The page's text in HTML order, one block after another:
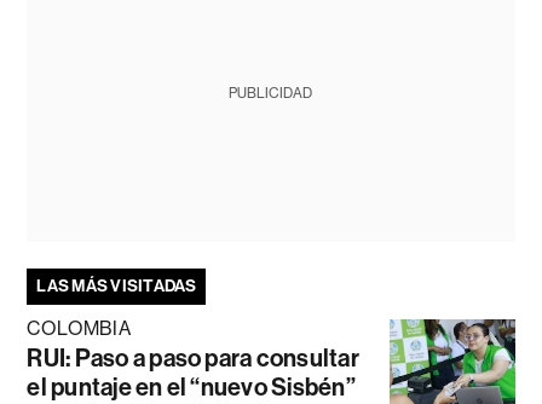
PUBLICIDAD
LAS MÁS VISITADAS
COLOMBIA
RUI: Paso a paso para consultar
el puntaje en el “nuevo Sisbén”